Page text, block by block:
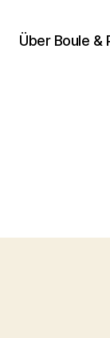
Über Boule &